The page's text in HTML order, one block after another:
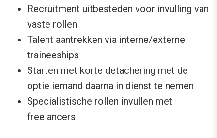
Recruitment uitbesteden voor invulling van
vaste rollen
Talent aantrekken via interne/externe
traineeships
Starten met korte detachering met de
optie iemand daarna in dienst te nemen
Specialistische rollen invullen met
freelancers